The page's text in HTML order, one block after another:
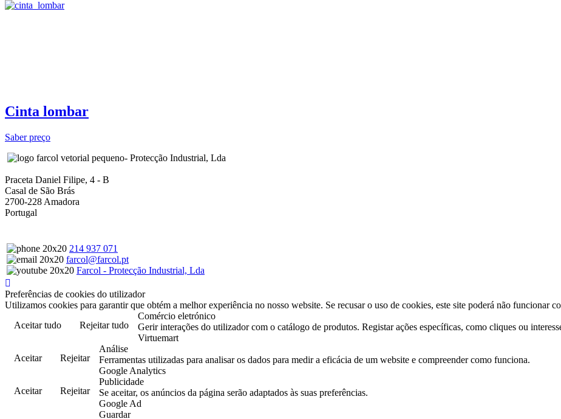
Cinta lombar
Saber preço
- Protecção Industrial, Lda
Praceta Daniel Filipe, 4 - B
Casal de São Brás
2700-228 Amadora
Portugal
214 937 071
farcol@farcol.pt
Farcol - Protecção Industrial, Lda
Preferências de cookies do utilizador
Utilizamos cookies para garantir que obtém a melhor experiência no nosso website. Se recusar o uso de cookies, este site poderá não funcionar
Aceitar tudo
Rejeitar tudo
Comércio eletrónico
Gerir interações do utilizador com o catálogo de produtos. Registar ações específicas, como cliques ou
Virtuemart
Aceitar
Rejeitar
Análise
Ferramentas utilizadas para analisar os dados para medir a eficácia de um website e compreender como funciona.
Google Analytics
Aceitar
Rejeitar
Publicidade
Se aceitar, os anúncios da página serão adaptados às suas preferências.
Google Ad
Guardar